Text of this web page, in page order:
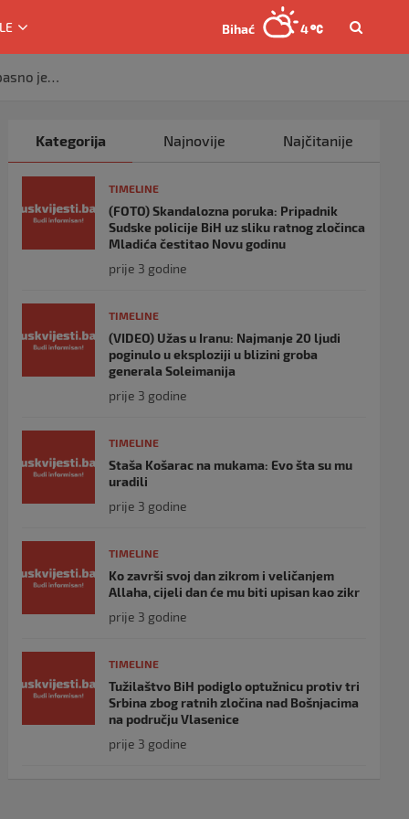
Bihać 4
je…
Kategorija Najnovije Najčitanije
TIMELINE
(FOTO) Skandalozna poruka: Pripadnik
Sudske policije BiH uz sliku ratnog zločinca
Mladića čestitao Novu godinu
prije 3 godine
TIMELINE
(VIDEO) Užas u Iranu: Najmanje 20 ljudi
poginulo u eksploziji u blizini groba
generala Soleimanija
prije 3 godine
TIMELINE
Staša Košarac na mukama: Evo šta su mu
uradili
prije 3 godine
TIMELINE
Ko završi svoj dan zikrom i veličanjem
Allaha, cijeli dan će mu biti upisan kao zikr
prije 3 godine
TIMELINE
Tužilaštvo BiH podiglo optužnicu protiv tri
Srbina zbog ratnih zločina nad Bošnjacima
na području Vlasenice
prije 3 godine